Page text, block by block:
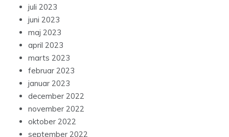
juli 2023
juni 2023
maj 2023
april 2023
marts 2023
februar 2023
januar 2023
december 2022
november 2022
oktober 2022
september 2022